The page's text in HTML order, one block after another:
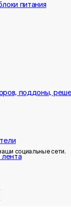
питания
поддоны,
лента
социальные сети.